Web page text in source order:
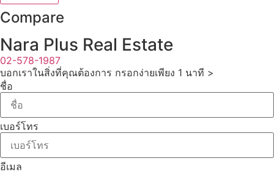
Compare
Nara Plus Real Estate
02-578-1987
บอกเราในสิ่งที่คุณต้องการ กรอกง่ายเพียง 1 นาที >
ชื่อ
เบอร์โทร
อีเมล